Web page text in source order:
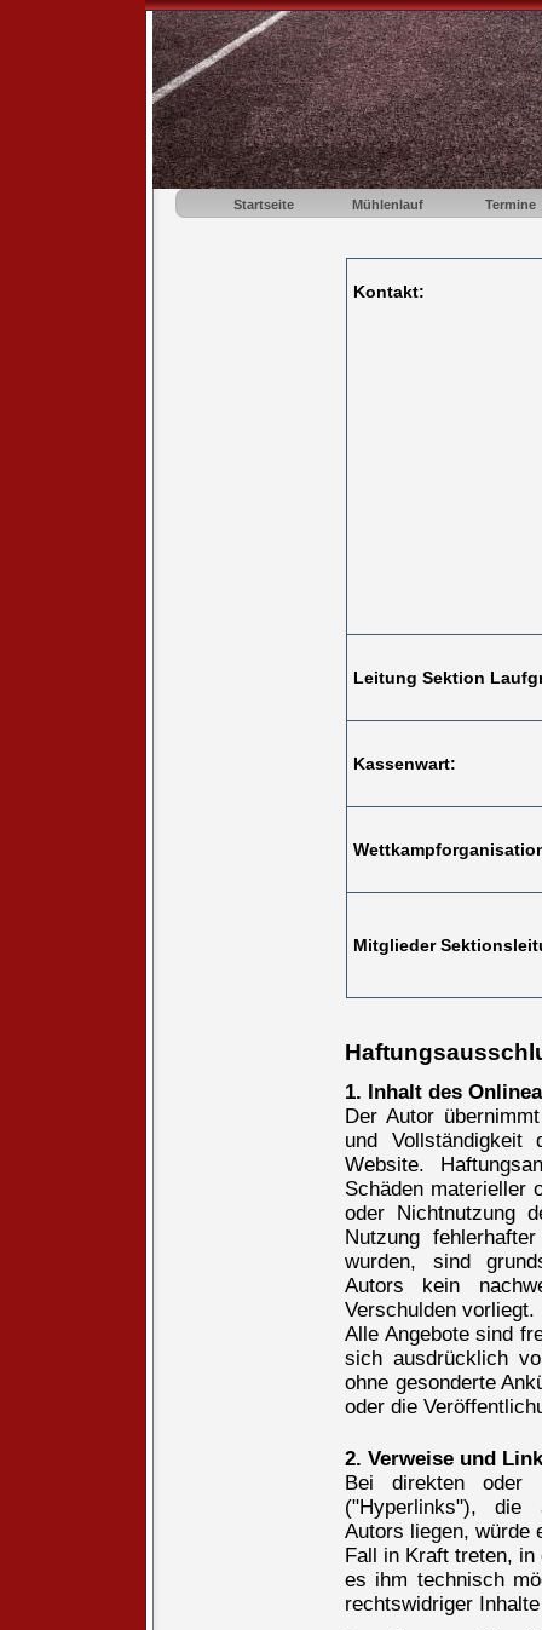
Startseite Mühlenlauf Termine
Kontakt:
Leitung Sektion
Kassenwart:
Mitglieder
1. Inhalt des
Der Autor
und Vollständigkeit
Website.
Schäden materieller
oder Nichtnutzung
Nutzung
wurden, sind
Autors kein
Verschulden vorliegt.
Alle Angebote sind
sich ausdrücklich
ohne gesonderte
oder die
2. Verweise und
Bei direkten oder
("Hyperlinks"), die
Autors liegen, würde
Fall in Kraft treten, in
es ihm technisch
rechtswidriger